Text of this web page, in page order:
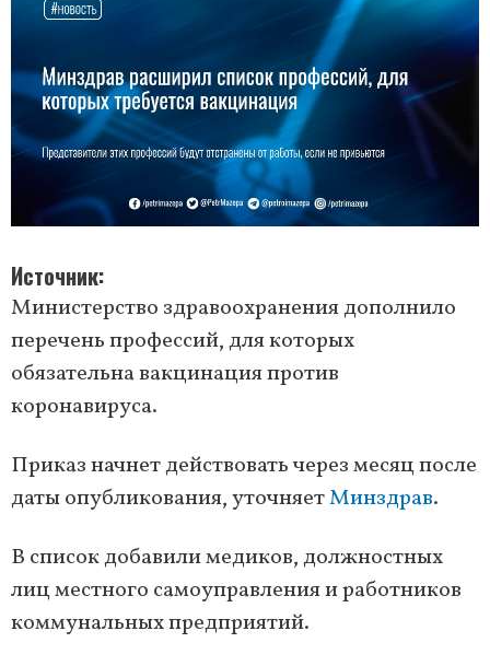
Источник
Министерство здравоохранения дополнило
перечень профессий, для которых
обязательна вакцинация против
коронавируса.
Приказ начнет действовать через месяц после
даты опубликования, уточняетМинздрав.
В список добавили медиков, должностных
лиц местного самоуправления и работников
коммунальных предприятий.